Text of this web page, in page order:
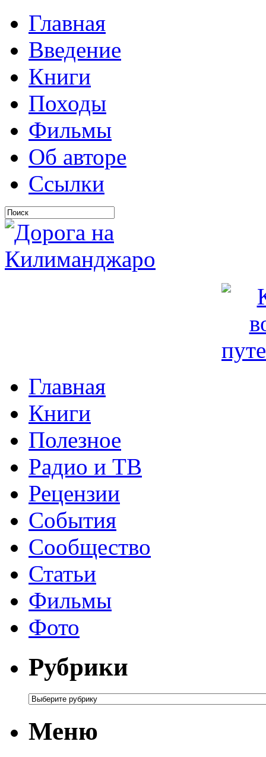
Главная
Введение
Книги
Походы
Фильмы
Об авторе
Ссылки
Главная
Книги
Полезное
Радио и ТВ
Рецензии
События
Сообщество
Статьи
Фильмы
Фото
Рубрики
Меню